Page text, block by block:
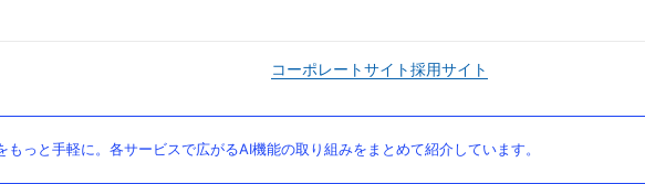
コーポレートサイト採用サイト
もっと手軽に。各サービスで広がるAI機能の取り組みをまとめて紹介しています。